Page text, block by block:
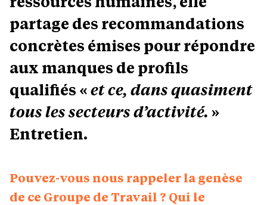
partage des recommandations
concrètes émises pour répondre
aux manques de profils
qualifiés «et ce, dans quasiment
tous les secteurs d’activité. »
Entretien.
Pouvez-vous nous rappeler la genèse
de ce Groupe de Travail ? Qui le